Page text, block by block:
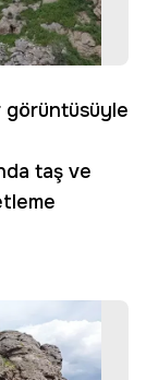
görüntüsüyle
taş ve